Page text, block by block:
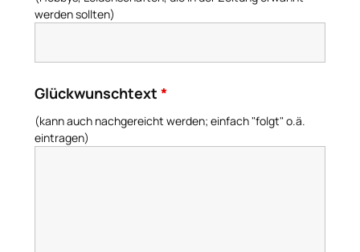
werden sollten)
Glückwunschtext *
(kann auch nachgereicht werden; einfach "folgt" o.ä.
eintragen)